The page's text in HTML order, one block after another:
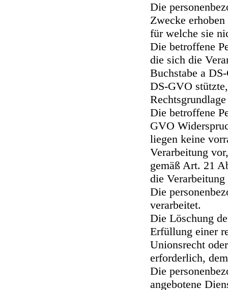
Die
Zwecke
für welche sie
Die betroffene
die sich die
Buchstabe a
DS-GVO
Die betroffene
GVO
liegen keine
Verarbeitung
gemäß Art. 21
die Verarbeitung
Die
verarbeitet.
Die Löschung
Erfüllung einer
Unionsrecht
erforderlich,
Die
angebotene